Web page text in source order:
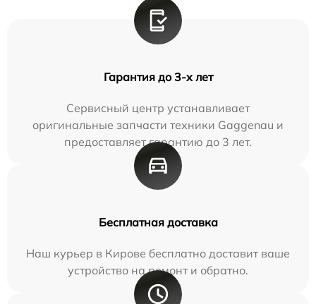
Гарантия до 3-х лет
Сервисный центр устанавливает
оригинальные запчасти техники Gaggenau и
предоставляет гарантию до 3 лет.
Бесплатная доставка
Наш курьер в Кирове бесплатно доставит ваше
устройство на ремонт и обратно.